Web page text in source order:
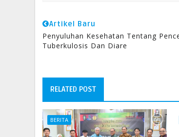
Artikel Baru
Penyuluhan Kesehatan Tentang
Tuberkulosis Dan Diare
RELATED POST
BERITA